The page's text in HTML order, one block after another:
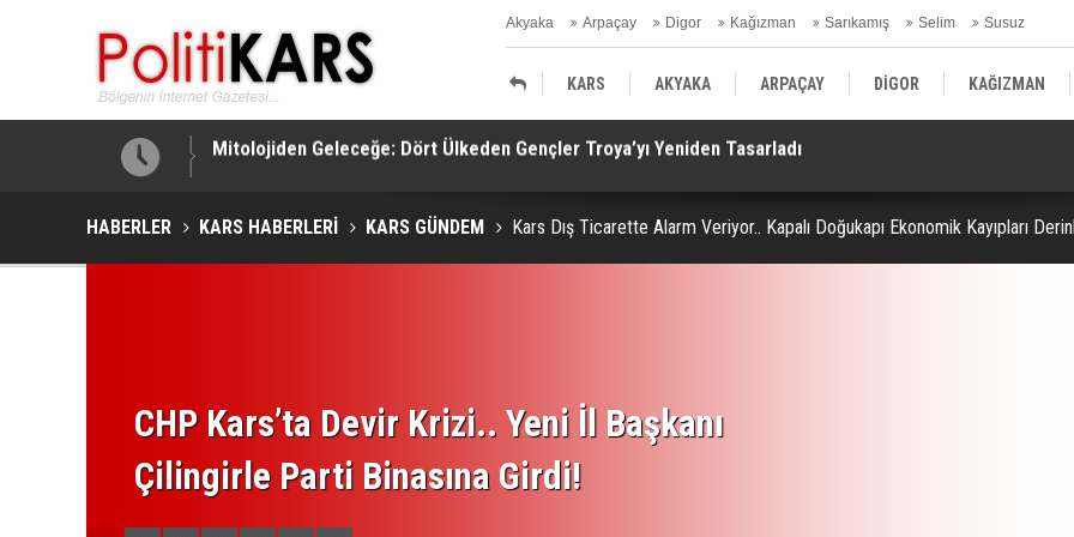
Akyaka Arpaçay Digor Kağızman Sarıkamış Selim Susuz
Kars Gündem
KARS AKYAKA ARPAÇAY DİGOR KAĞIZMAN
SELİM SUSUZ KARS GÜNDEM
Su Birikintisinde Yaşamını Yitiren Ertuğrul Akyüz.. Oltu'da Gözyaşlarıyla Defnedildi!
HABERLER KARS HABERLERİ KARS GÜNDEM Kars Dış Ticarette Alarm Veriyor.. Kapalı Doğukapı Ekonomik Kayıpları
CHP Kars’ta Devir Krizi.. Yeni İl Başkanı
Çilingirle Parti Binasına Girdi!